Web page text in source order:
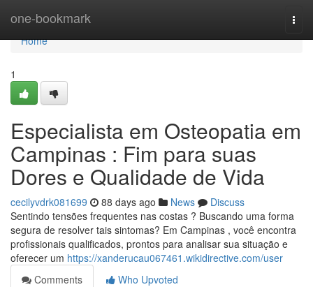
one-bookmark
Home
Home
1
Especialista em Osteopatia em
Campinas : Fim para suas
Dores e Qualidade de Vida
cecilyvdrk081699 88 days ago News
Discuss
Sentindo tensões frequentes nas costas ? Buscando uma forma
segura de resolver tais sintomas? Em Campinas , você encontra
profissionais qualificados, prontos para analisar sua situação e
oferecer um https://xanderucau067461.wikidirective.com/user
Comments
Who Upvoted